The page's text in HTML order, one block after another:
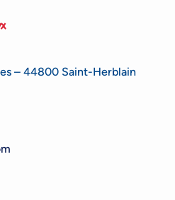
– 44800 Saint-Herblain